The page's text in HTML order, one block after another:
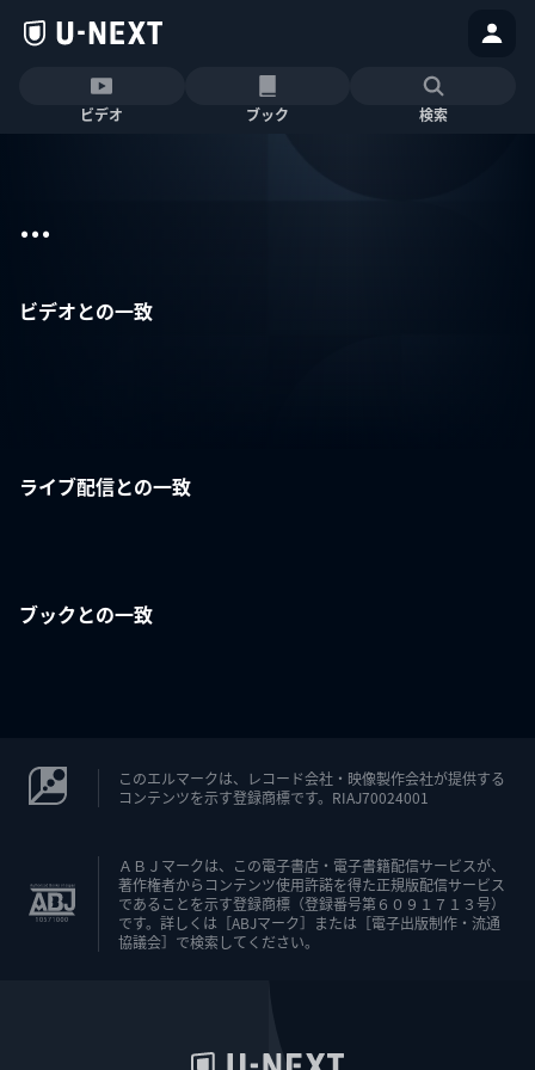
ビデオ ブック 検索
...
ビデオとの一致
ライブ配信との一致
ブックとの一致
このエルマークは、レコード会社・映像製作会社が提供する
コンテンツを示す登録商標です。RIAJ70024001
ＡＢＪマークは、この電子書店・電子書籍配信サービスが、
著作権者からコンテンツ使用許諾を得た正規版配信サービス
であることを示す登録商標（登録番号第６０９１７１３号）
です。詳しくは［ABJマーク］または［電子出版制作・流通
協議会］で検索してください。